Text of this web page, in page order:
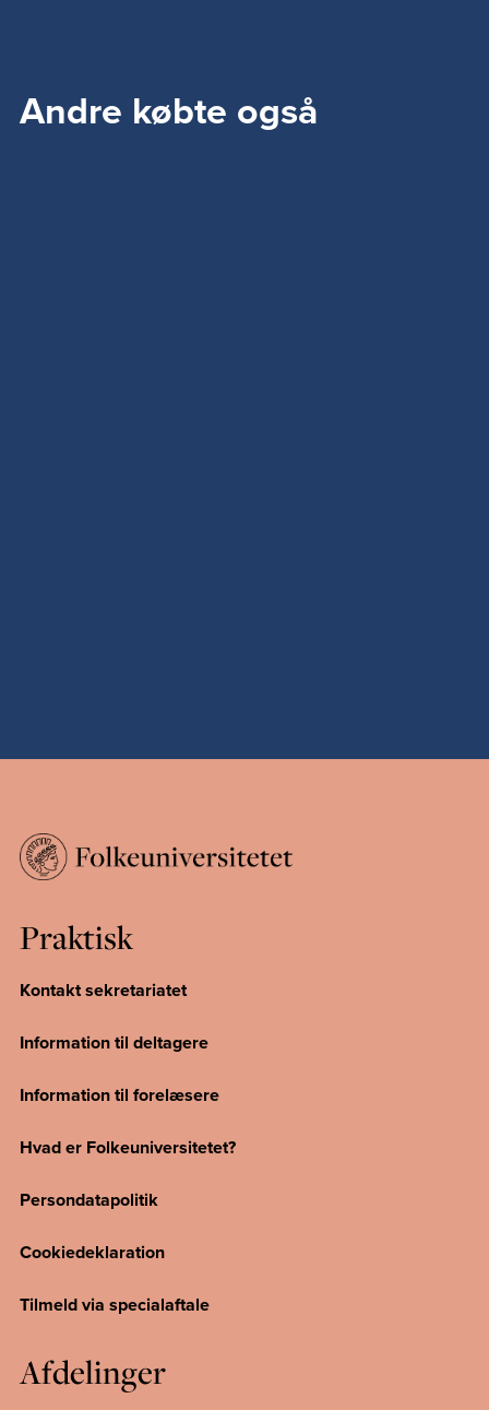
Andre købte også
Praktisk
Kontakt sekretariatet
Information til deltagere
Information til forelæsere
Hvad er Folkeuniversitetet?
Persondatapolitik
Cookiedeklaration
Tilmeld via specialaftale
Afdelinger